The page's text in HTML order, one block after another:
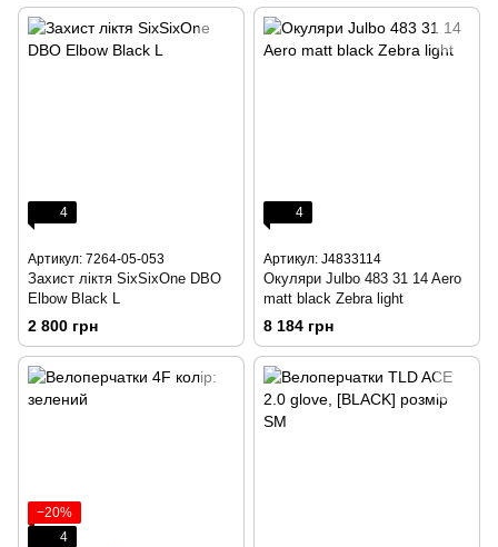
4
Артикул: 7264-05-053
Захист ліктя SixSixOne DBO
Elbow Black L
2 800 грн
4
Артикул: J4833114
Окуляри Julbo 483 31 14 Aero
matt black Zebra light
8 184 грн
−20%
4